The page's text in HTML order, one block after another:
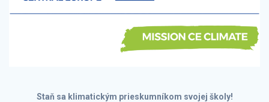
Staň sa klimatickým prieskumníkom svojej školy!